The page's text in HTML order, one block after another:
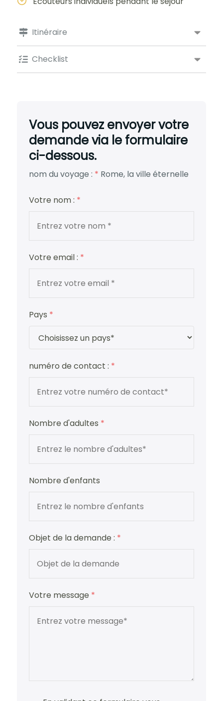
Itinéraire
Checklist
Vous pouvez envoyer votre
demande via le formulaire
ci-dessous.
nom du voyage : * Rome, la ville éternelle
Votre nom : *
Votre email : *
Pays *
numéro de contact : *
Nombre d'adultes *
Nombre d'enfants
Objet de la demande : *
Votre message *